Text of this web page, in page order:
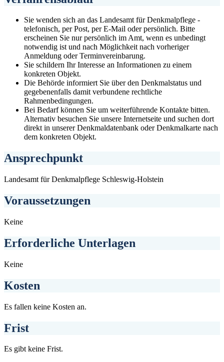
Sie wenden sich an das Landesamt für Denkmalpflege -
telefonisch, per Post, per E-Mail oder persönlich. Bitte
erscheinen Sie nur persönlich im Amt, wenn es unbedingt
notwendig ist und nach Möglichkeit nach vorheriger
Anmeldung oder Terminvereinbarung.
Sie schildern Ihr Interesse an Informationen zu einem
konkreten Objekt.
Die Behörde informiert Sie über den Denkmalstatus und
gegebenenfalls damit verbundene rechtliche
Rahmenbedingungen.
Bei Bedarf können Sie um weiterführende Kontakte bitten.
Alternativ besuchen Sie unsere Internetseite und suchen dort
direkt in unserer Denkmaldatenbank oder Denkmalkarte nach
dem konkreten Objekt.
Ansprechpunkt
Landesamt für Denkmalpflege Schleswig-Holstein
Voraussetzungen
Keine
Erforderliche Unterlagen
Keine
Kosten
Es fallen keine Kosten an.
Frist
Es gibt keine Frist.